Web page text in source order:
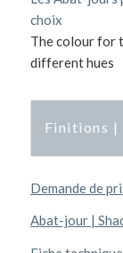
choix
The colour for
different hues
Finitions |
Demande de
Abat-jour |